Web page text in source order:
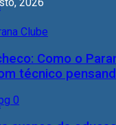
Como o
técnico